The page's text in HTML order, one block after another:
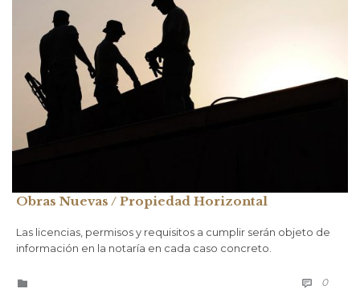
Obras Nuevas / Propiedad Horizontal
Las licencias, permisos y requisitos a cumplir serán objeto de
información en la notaría en cada caso concreto.
  0